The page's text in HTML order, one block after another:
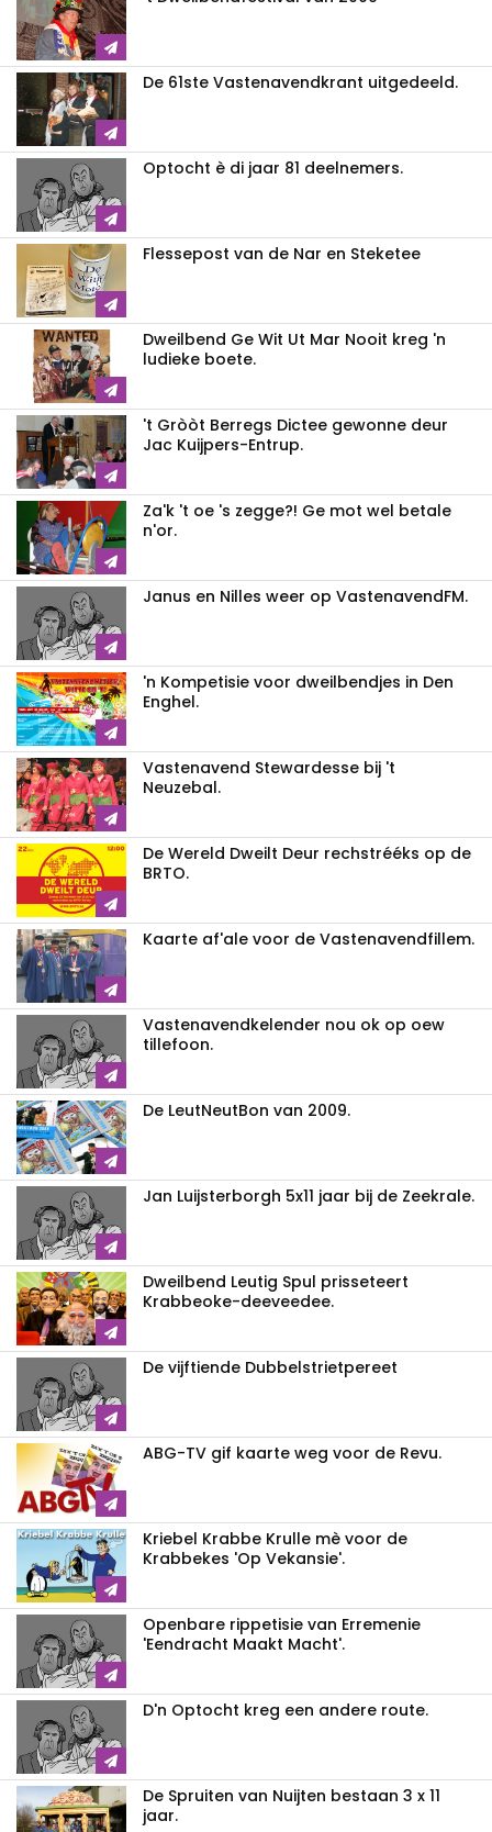
De 61ste Vastenavendkrant uitgedeeld.
Optocht è di jaar 81 deelnemers.
Flessepost van de Nar en Steketee
Dweilbend Ge Wit Ut Mar Nooit kreg 'n
ludieke boete.
't Gròòt Berregs Dictee gewonne deur
Jac Kuijpers-Entrup.
Za'k 't oe 's zegge?! Ge mot wel betale
n'or.
Janus en Nilles weer op VastenavendFM.
'n Kompetisie voor dweilbendjes in Den
Enghel.
Vastenavend Stewardesse bij 't
Neuzebal.
De Wereld Dweilt Deur rechstrééks op de
BRTO.
Kaarte af'ale voor de Vastenavendfillem.
Vastenavendkelender nou ok op oew
tillefoon.
De LeutNeutBon van 2009.
Jan Luijsterborgh 5x11 jaar bij de Zeekrale.
Dweilbend Leutig Spul prisseteert
Krabbeoke-deeveedee.
De vijftiende Dubbelstrietpereet
ABG-TV gif kaarte weg voor de Revu.
Kriebel Krabbe Krulle mè voor de
Krabbekes 'Op Vekansie'.
Openbare rippetisie van Erremenie
'Eendracht Maakt Macht'.
D'n Optocht kreg een andere route.
De Spruiten van Nuijten bestaan 3 x 11
jaar.